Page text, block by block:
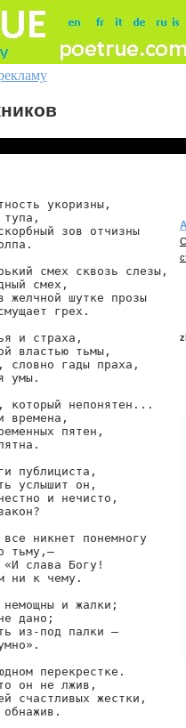
укоризны,
зов отчизны
смех сквозь слезы,
смех,
желчной шутке прозы
грех.
и страха,
властью тьмы,
словно гады праха,
умы.
который непонятен...
времена,
пятен,
публициста,
услышит он,
и нечисто,
никнет понемногу
тьму,—
слава Богу!
ни к чему.
и жалки;
дано;
из-под палки —
перекрестке.
он не лжив,
счастливых жестки,